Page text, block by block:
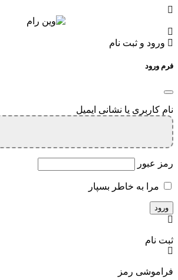
ورود و ثبت نام
فرم ورود
نام کاربری یا نشانی ایمیل
رمز عبور
مرا به خاطر بسپار
ثبت نام
فراموشی رمز